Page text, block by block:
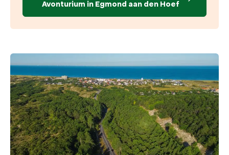
Avonturium in Egmond aan den Hoef